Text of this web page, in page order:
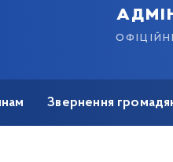
Звернення